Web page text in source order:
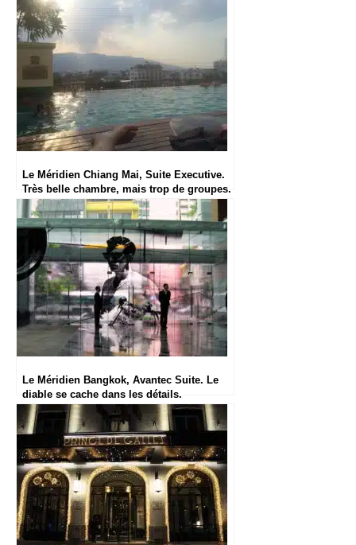
Le Méridien Chiang Mai, Suite Executive.
Très belle chambre, mais trop de groupes.
Le Méridien Bangkok, Avantec Suite. Le
diable se cache dans les détails.